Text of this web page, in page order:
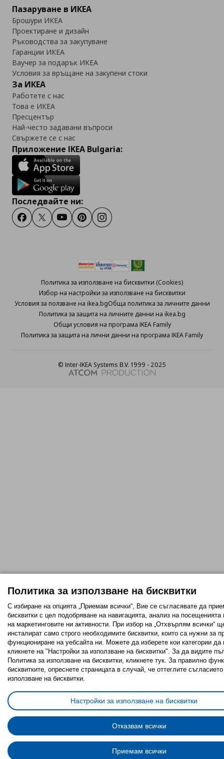
Пазаруване в ИКЕА
Брошури ИКЕА
Проектиране и дизайн
Ръководства за закупуване
Гаранции ИКЕА
Ваучер за подарък ИКЕА
Условия за връщане на закупени стоки
За ИКЕА
Работете с нас
Това е ИКЕА
Пресцентър
Най-често задавани въпроси
Свържете се с нас
Приложение IKEA Bulgaria:
Последвайте ни:
FacebookTwitterYoutubePinterestInstagram
Политика за използване на бисквитки (Cookies)
Избор на настройки за използване на бисквитки
Условия за ползване на ikea.bgОбща политика за личните данни
Политика за защита на личните данни на ikea.bg
Общи условия на програма IKEA Family
Политика за защита на лични данни на програма IKEA Family
© Inter-IKEA Systems B.V. 1999 - 2025
Политика за използване на бисквитки
С избиране на опцията „Приемам всички“, Вие се съгласявате да
бисквитки с цел подобряване на навигацията, анализ на посещенията
на маркетинговите ни активности. При избор на „Отхвърлям всички“
инсталират само строго необходимитe бисквитки, които са нужни за
функциониране на уебсайта ни. Можете да изберете кои категории да
кликнете на "Настройки за използване на бисквитки". За да видите
Политика за използване на бисквитки, кликнете тук. За правилно
бисквитките, опреснете страницата в случай, че оттеглите
използване на бисквитки.
Настройки за използване на бисквитки
Отказвам всички
Приемам всички